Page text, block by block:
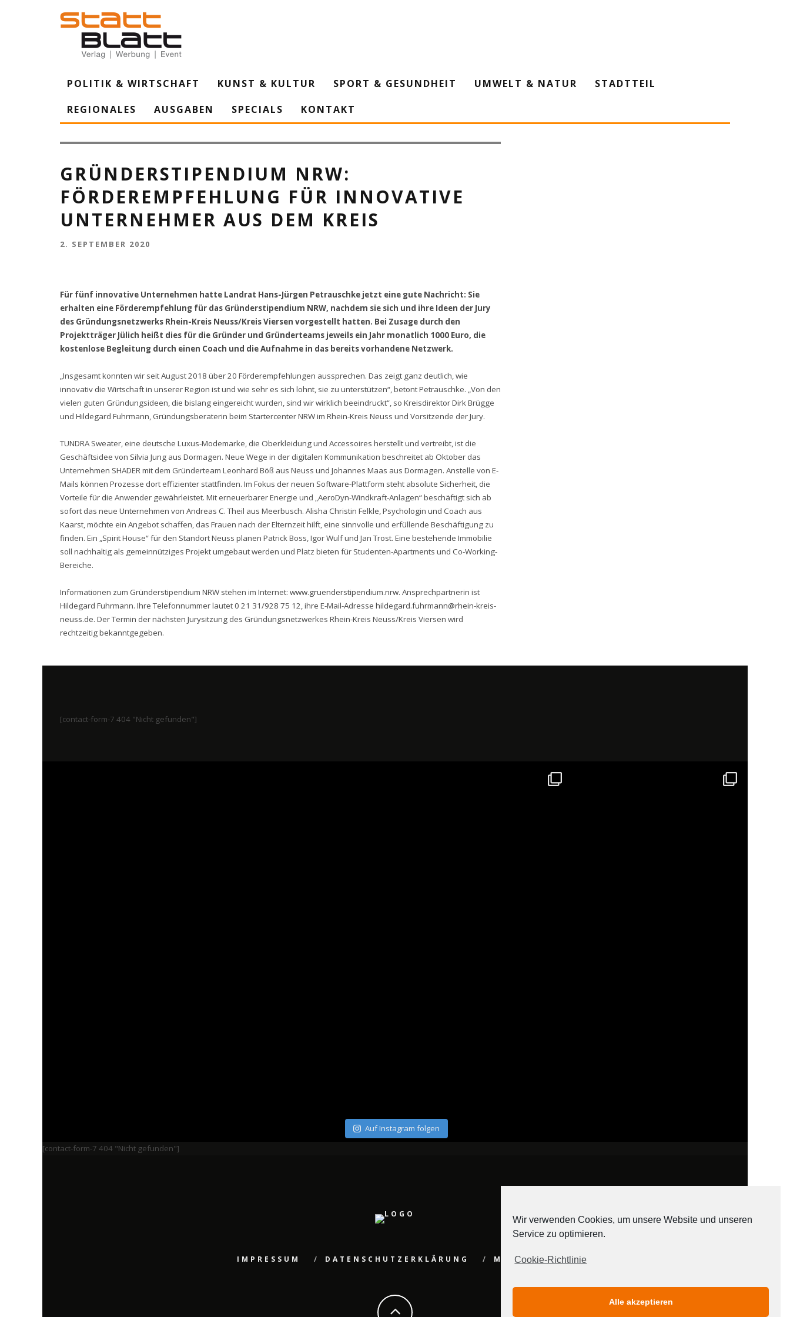
POLITIK & WIRTSCHAFT KUNST & KULTUR SPORT & GESUNDHEIT UMWELT & NATUR
STADTTEIL
REGIONALES
AUSGABEN SPECIALS KONTAKT
GRÜNDERSTIPENDIUM NRW:
FÖRDEREMPFEHLUNG FÜR INNOVATIVE
UNTERNEHMER AUS DEM KREIS
2. SEPTEMBER 2020
Für fünf innovative Unternehmen hatte Landrat Hans-Jürgen Petrauschke jetzt eine gute Nachricht: Sie
erhalten eine Förderempfehlung für das Gründerstipendium NRW, nachdem sie sich und ihre Ideen der Jury
des Gründungsnetzwerks Rhein-Kreis Neuss/Kreis Viersen vorgestellt hatten. Bei Zusage durch den
Projektträger Jülich heißt dies für die Gründer und Gründerteams jeweils ein Jahr monatlich 1000 Euro, die
kostenlose Begleitung durch einen Coach und die Aufnahme in das bereits vorhandene Netzwerk.
„Insgesamt konnten wir seit August 2018 über 20 Förderempfehlungen aussprechen. Das zeigt ganz deutlich, wie
innovativ die Wirtschaft in unserer Region ist und wie sehr es sich lohnt, sie zu unterstützen“, betont Petrauschke. „Von den
vielen guten Gründungsideen, die bislang eingereicht wurden, sind wir wirklich beeindruckt“, so Kreisdirektor Dirk Brügge
und Hildegard Fuhrmann, Gründungsberaterin beim Startercenter NRW im Rhein-Kreis Neuss und Vorsitzende der Jury.
TUNDRA Sweater, eine deutsche Luxus-Modemarke, die Oberkleidung und Accessoires herstellt und vertreibt, ist die
Geschäftsidee von Silvia Jung aus Dormagen. Neue Wege in der digitalen Kommunikation beschreitet ab Oktober das
Unternehmen SHADER mit dem Gründerteam Leonhard Böß aus Neuss und Johannes Maas aus Dormagen. Anstelle von E-
Mails können Prozesse dort effizienter stattfinden. Im Fokus der neuen Software-Plattform steht absolute Sicherheit, die
Vorteile für die Anwender gewährleistet. Mit erneuerbarer Energie und „AeroDyn-Windkraft-Anlagen“ beschäftigt sich ab
sofort das neue Unternehmen von Andreas C. Theil aus Meerbusch. Alisha Christin Felkle, Psychologin und Coach aus
Kaarst, möchte ein Angebot schaffen, das Frauen nach der Elternzeit hilft, eine sinnvolle und erfüllende Beschäftigung zu
finden. Ein „Spirit House“ für den Standort Neuss planen Patrick Boss, Igor Wulf und Jan Trost. Eine bestehende Immobilie
soll nachhaltig als gemeinnütziges Projekt umgebaut werden und Platz bieten für Studenten-Apartments und Co-Working-
Bereiche.
Informationen zum Gründerstipendium NRW stehen im Internet: www.gruenderstipendium.nrw. Ansprechpartnerin ist
Hildegard Fuhrmann. Ihre Telefonnummer lautet 0 21 31/928 75 12, ihre E-Mail-Adresse hildegard.fuhrmann@rhein-kreis-
neuss.de. Der Termin der nächsten Jurysitzung des Gründungsnetzwerkes Rhein-Kreis Neuss/Kreis Viersen wird
rechtzeitig bekanntgegeben.
[contact-form-7 404 "Nicht gefunden"]
Auf Instagram folgen
[contact-form-7 404 "Nicht gefunden"]
IMPRESSUM DATENSCHUTZERKLÄRUNG MEDIADATEN
Wir verwenden Cookies, um unsere Website und unseren
Service zu optimieren.
Cookie-Richtlinie
Alle akzeptieren